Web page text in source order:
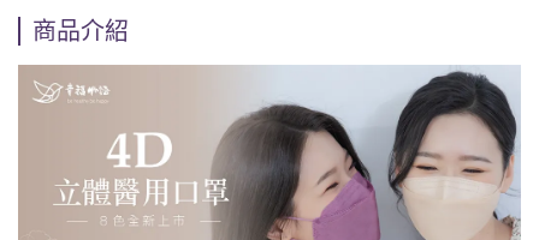
商品介紹